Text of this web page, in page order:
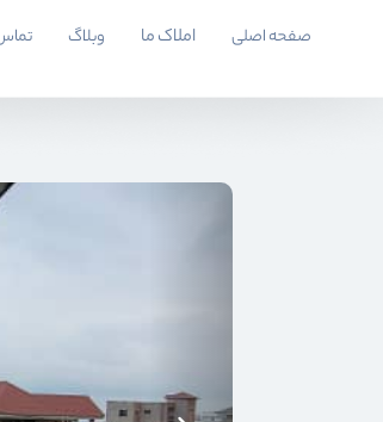
صفحه اصلی املاک ما وبلاگ